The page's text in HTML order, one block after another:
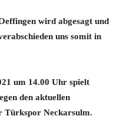
wird abgesagt und
uns somit in
um 14.00 Uhr spielt
den aktuellen
Türkspor Neckarsulm.